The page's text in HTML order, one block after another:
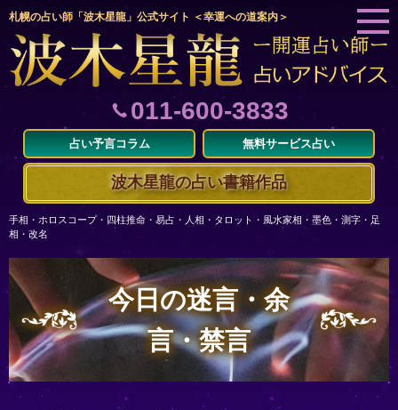
札幌の占い師「波木星龍」公式サイト ＜幸運への道案内＞
011-600-3833
占い予言コラム 無料サービス占い
波木星龍の占い書籍作品
手相・ホロスコープ・四柱推命・易占・人相・タロット・風水家相・墨色・測字・足
相・改名
今日の迷言・余
言・禁言